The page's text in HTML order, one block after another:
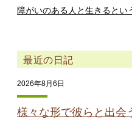
障がいのある人と生きるとい
最近の日記
2026年8月6日
様々な形で彼らと出会